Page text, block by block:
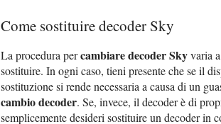
Come sostituire decoder Sky
La procedura percambiare decoder Skyvaria
sostituire. In ogni caso, tieni presente che se il
sostituzione si rende necessaria a causa di un
cambio decoder. Se, invece, il decoder è di
semplicemente desideri sostituire un decoder in